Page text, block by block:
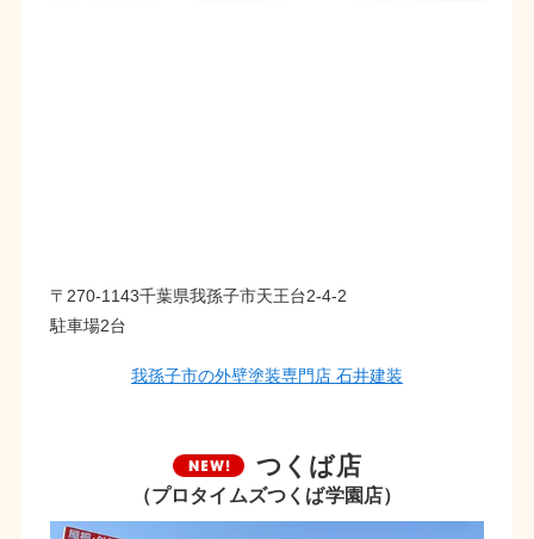
〒270-1143千葉県我孫子市天王台2-4-2
駐車場2台
我孫子市の外壁塗装専門店 石井建装
つくば店
（プロタイムズつくば学園店）